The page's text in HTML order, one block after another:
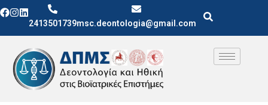
2413501739msc.deontologia@gmail.com